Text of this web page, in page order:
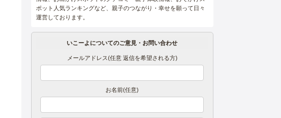
ポット人気ランキングなど、親子のつながり・幸せを願って日々
運営しております。
いこーよについてのご意見・お問い合わせ
メールアドレス(任意 返信を希望される方)
お名前(任意)